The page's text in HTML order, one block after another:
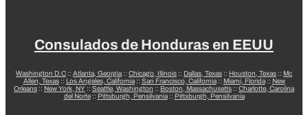
Consulados de Honduras en EEUU
Washington D.C :: Atlanta, Georgia :: Chicago, Illinois :: Dallas, Texas :: Houston, Texas :: Mc
Allen, Texas:: Los Angeles, California:: San Francisco, California:: Miami, Florida:: New
Orleans :: New York, NY :: Seattle, Washington :: Boston, Massachusetts :: Charlotte, Carolina
del Norte:: Pittsburgh, Pensilvania:: Pittsburgh, Pensilvania